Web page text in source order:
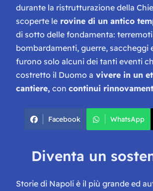
durante la ristrutturazione della
scoperte le rovine di un antico
di sotto delle fondamenta:
bombardamenti, guerre, saccheggi
furono solo alcuni dei tanti eventi
costretto il Duomo a vivere in un
cantiere, con continui
Facebook WhatsApp
Diventa un
Storie di Napoli è il più grande ed